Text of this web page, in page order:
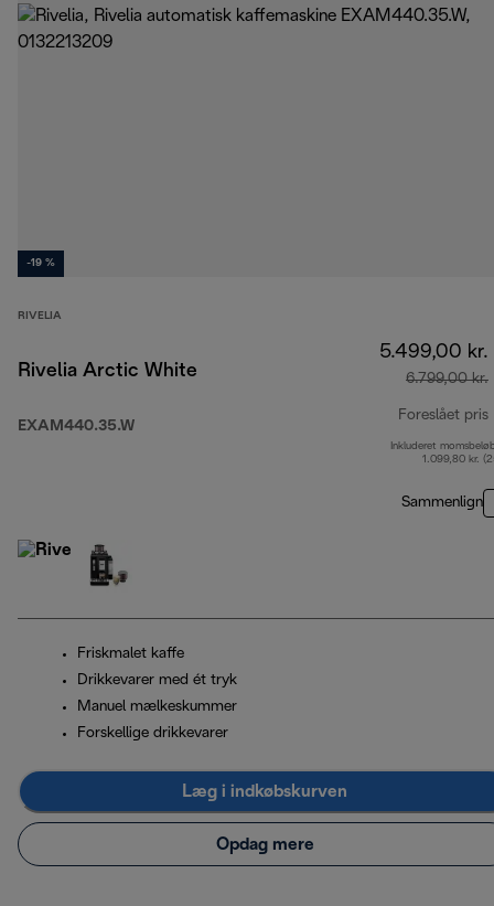
-19 %
RIVELIA
Rivelia Arctic White
EXAM440.35.W
5.499,00 kr.
6.799,00 kr.
Foreslået pris
Inkluderet
1.099,80 kr.
Sammenlign
Friskmalet kaffe
Drikkevarer med ét tryk
Manuel mælkeskummer
Forskellige drikkevarer
Læg i indkøbskurven
Opdag mere